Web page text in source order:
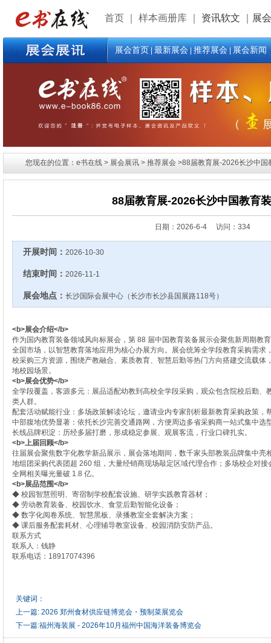
首页 样本画册库 资讯软文 展
展会首页|最新展会|推荐展会|展会新闻
您现在的位置：e书在线 > 展会展讯 > 推荐展会 >88届教育展-2026长沙中国
88届教育展-2026长沙中国教育
日期： 2026-6-4 访问：334
开展时间： 2026-10-30
结束时间： 2026-11-1
展会地点： 长沙国际会展中心（长沙市长沙县国展路118号）
<b>展会介绍</b>
作为国内教育装备领域风向标展会，第 88 届中国教育装备展示会聚焦新周期教
全国市场，以智慧教育落地应用为核心办展方向。展会统筹全学段教育采购需求
校采购三方资源，围绕产教融合、素质教育、智慧后勤等热门方向搭建交流载体
地校园场景。
<b>展会优势</b>
全学段覆盖，客源多元：展品适配幼教到高校全学段采购，观众包含院校后勤、
类人群。
配套活动赋能行业：多场政策解读论坛，邀请业内专家剖析最新教育采购政策，
中部腹地优势显著：依托长沙完善交通路网，方便周边多省采购商一站式集中选
长线品牌积淀：历经多届打磨，形成稳定参展、观展客流，行业口碑扎实。
<b>上届回顾</b>
往届展会聚焦数字化教学新品展示，展会落地期间，数千家头部教装品牌集中亮
地组团采购代表团超 260 组，大量经销商现场敲定区域代理合作；多场校企对
全网相关曝光量破 1.8 亿。
<b>展品范围</b>
◆ 校园智慧照明、寄宿制学校配套设施、研学实践教育器材；
◆ 劳动教育装备、校园饮水、食堂后勤智能化设备；
◆ 数字化阅卷系统、智慧黑板、录播教室全套解决方案；
◆ 课后服务配套耗材、心理辅导教室设备、校园消防安防产品。
联系方式
联系人：钱静
联系电话：18917074396
关键词：
上一篇: 2026 郑州食材供应链博览会・预制菜展览会
下一篇:福州海装展 - 2026年10月福州中国海洋装备博览会